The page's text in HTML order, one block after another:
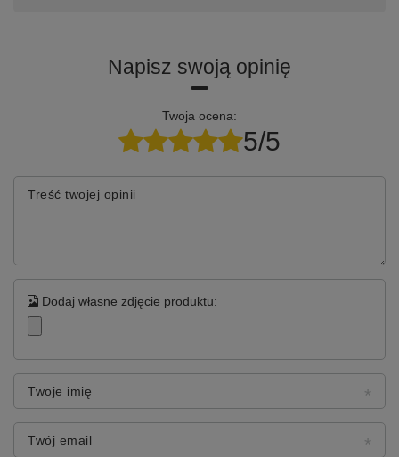
Napisz swoją opinię
Twoja ocena:
5/5
Treść twojej opinii
Dodaj własne zdjęcie produktu:
Twoje imię
Twój email